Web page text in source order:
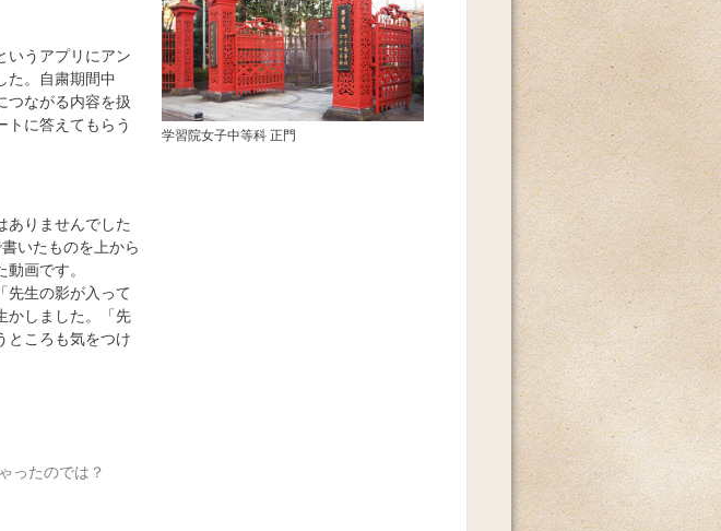
いうアプリにアン
た。自粛期間中
つながる内容を扱
トに答えてもらう
ありませんでした
いたものを上から
画です。
先生の影が入って
かしました。「先
ところも気をつけ
学習院女子中等科 正門
ったのでは？